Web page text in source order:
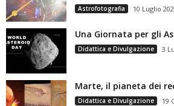
Astrofotografia 10 Luglio
Una Giornata per gli
Didattica e Divulgazione 3
Marte, il pianeta dei
Didattica e Divulgazione 19